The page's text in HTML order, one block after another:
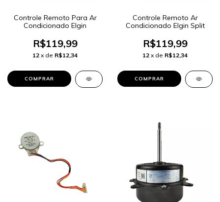
Controle Remoto Para Ar
Condicionado Elgin
R$119,99
12 x de R$12,34
Controle Remoto Ar
Condicionado Elgin Split
R$119,99
12 x de R$12,34